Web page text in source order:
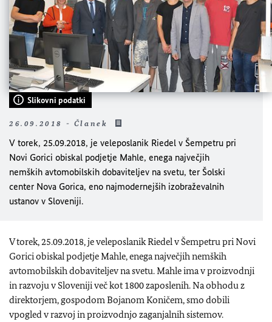
Slikovni podatki
26.09.2018 - Članek
V torek, 25.09.2018, je veleposlanik Riedel v Šempetru pri
Novi Gorici obiskal podjetje Mahle, enega največjih
nemških avtomobilskih dobaviteljev na svetu, ter Šolski
center Nova Gorica, eno najmodernejših izobraževalnih
ustanov v Sloveniji.
V torek, 25.09.2018, je veleposlanik Riedel v Šempetru pri Novi
Gorici obiskal podjetje Mahle, enega največjih nemških
avtomobilskih dobaviteljev na svetu. Mahle ima v proizvodnji
in razvoju v Sloveniji več kot 1800 zaposlenih. Na obhodu z
direktorjem, gospodom Bojanom Koničem, smo dobili
vpogled v razvoj in proizvodnjo zaganjalnih sistemov.